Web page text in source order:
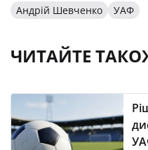
Андрій Шевченко УАФ
ЧИТАЙТЕ